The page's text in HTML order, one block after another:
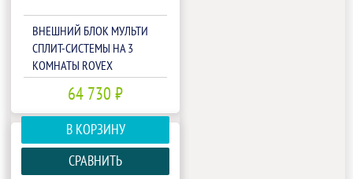
ВНЕШНИЙ БЛОК МУЛЬТИ
СПЛИТ-СИСТЕМЫ НА 3
КОМНАТЫ ROVEX
64 730 ₽
В КОРЗИНУ
СРАВНИТЬ